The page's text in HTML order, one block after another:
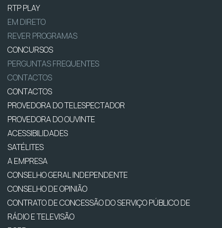
RTP PLAY
EM DIRETO
REVER PROGRAMAS
CONCURSOS
PERGUNTAS FREQUENTES
CONTACTOS
CONTACTOS
PROVEDORA DO TELESPECTADOR
PROVEDORA DO OUVINTE
ACESSIBILIDADES
SATÉLITES
A EMPRESA
CONSELHO GERAL INDEPENDENTE
CONSELHO DE OPINIÃO
CONTRATO DE CONCESSÃO DO SERVIÇO PÚBLICO DE
RÁDIO E TELEVISÃO